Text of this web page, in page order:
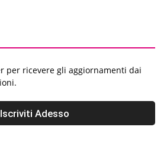
per ricevere gli aggiornamenti dai